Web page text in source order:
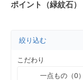
ポイント（緑紋石）
絞り込む
こだわり
一点もの（0）